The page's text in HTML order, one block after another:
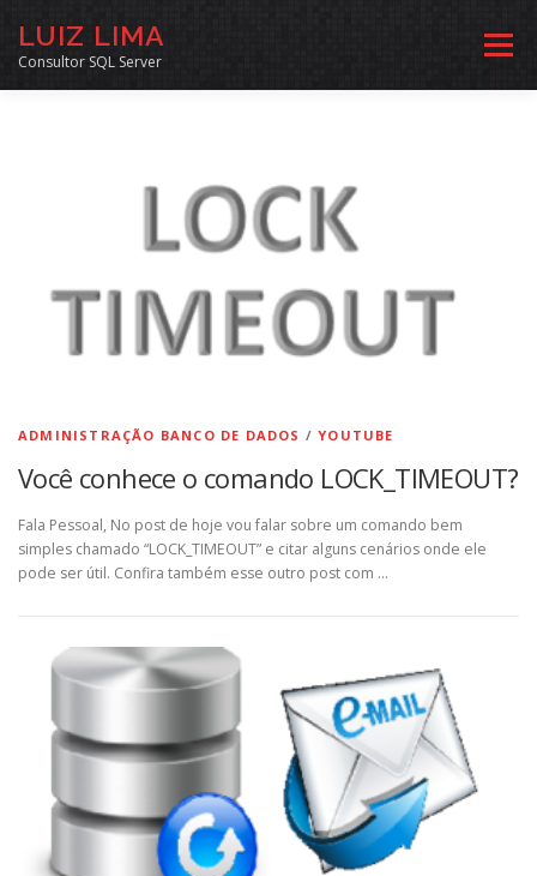
LUIZ LIMA
Consultor SQL Server
Menu
ARQUIVO LINKS COMUNIDADE
CONTATO
ADMINISTRAÇÃO BANCO DE DADOS /YOUTUBE
Você conhece o comando LOCK_TIMEOUT?
Fala Pessoal, No post de hoje vou falar sobre um comando bem
simples chamado “LOCK_TIMEOUT” e citar alguns cenários onde ele
pode ser útil. Confira também esse outro post com …